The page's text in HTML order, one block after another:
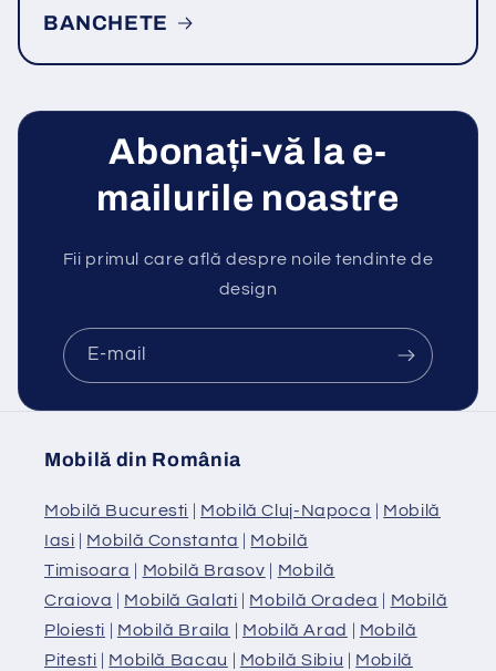
BANCHETE
Abonați-vă la e-
mailurile noastre
Fii primul care află despre noile tendinte de
design
E-mail
Mobilă din România
Mobilă Bucuresti | Mobilă Cluj-Napoca | Mobilă
Iasi | Mobilă Constanta | Mobilă
Timisoara | Mobilă Brasov | Mobilă
Craiova | Mobilă Galati | Mobilă Oradea | Mobilă
Ploiesti | Mobilă Braila | Mobilă Arad | Mobilă
Pitesti | Mobilă Bacau | Mobilă Sibiu | Mobilă